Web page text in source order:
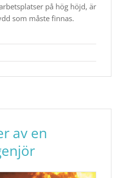
på hög höjd, är
som måste finnas.
av en